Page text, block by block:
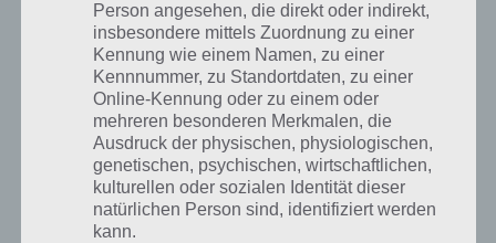
Denis 18.09.2014 22:00
Suche nette und aktive Nachbarn
seniorRaul87
Antworten
Person angesehen, die direkt oder indirekt,
insbesondere mittels Zuordnung zu einer
Kennung wie einem Namen, zu einer
Kennnummer, zu Standortdaten, zu einer
Online-Kennung oder zu einem oder
mehreren besonderen Merkmalen, die
Ausdruck der physischen, physiologischen,
genetischen, psychischen, wirtschaftlichen,
kulturellen oder sozialen Identität dieser
natürlichen Person sind, identifiziert werden
kann.